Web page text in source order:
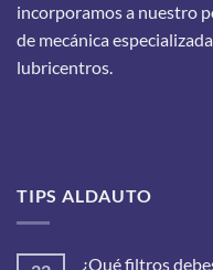
incorporamos a nuestro
de mecánica
lubricentros.
TIPS ALDAUTO
¿Qué filtros